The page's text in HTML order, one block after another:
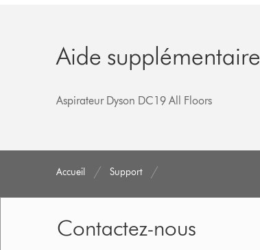
Aide supplémentaire
Aspirateur Dyson DC19 All Floors
Accueil Support
Contactez-nous